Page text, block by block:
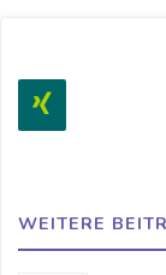
WEITERE